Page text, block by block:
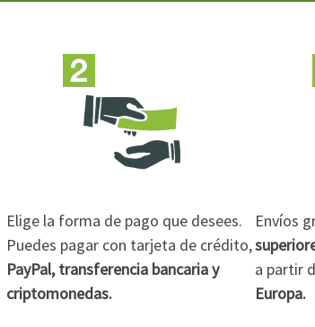
Elige la forma de pago que desees.
Puedes pagar con tarjeta de crédito,
PayPal, transferencia bancaria y
criptomonedas.
Envíos
a partir
Europa.